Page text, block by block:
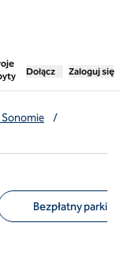
,otwiera nową
Dołącz Zaloguj się
/
Bezpłatny